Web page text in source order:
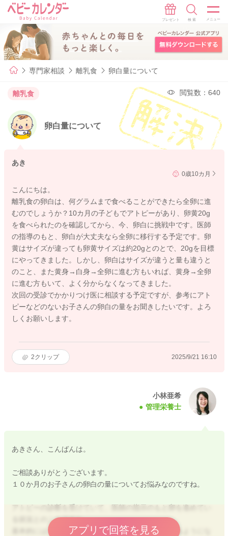
専門家相談 離乳食 卵白量について
離乳食 閲覧数：640
卵白量について
あき
0歳10カ月
こんにちは。
離乳食の卵白は、何グラムまで食べることができたら全卵に進
むのでしょうか？10カ月の子どもでアトピーがあり、卵黄20g
を食べられたのを確認してから、今、卵白に挑戦中です。医師
の指導のもと、卵白が大丈夫なら全卵に移行する予定です。卵
黄はサイズが違っても卵黄サイズは約20gとのとで、20gを目標
にやってきました。しかし、卵白はサイズが違うと量も違うと
のこと、また黄身→白身→全卵に進む方もいれば、黄身→全卵
に進む方もいて、よく分からなくなってきました。
次回の受診でかかりつけ医に相談する予定ですが、参考にアト
ピーなどのないお子さんの卵白の量をお聞きしたいです。よろ
しくお願いします。
2クリップ 2025/9/21 16:10
小林亜希
管理栄養士
あきさん、こんばんは。
ご相談ありがとうございます。
１０か月のお子さんの卵白の量についてお悩みなのですね。
アトピーの診断を受けていて、医師の指示のもと卵を進めてい
る状況とのことですね。
基本的には、固ゆでの卵白を小さじ３までたべられるようにな
アプリで回答を見る